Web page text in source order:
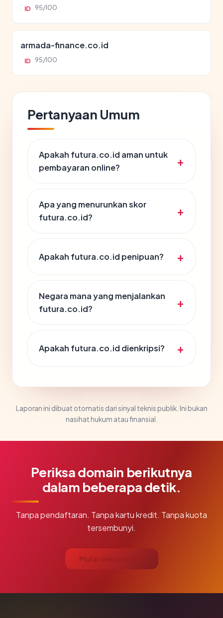
ID 95/100
armada-finance.co.id
ID 95/100
Pertanyaan Umum
Apakah futura.co.id aman untuk
pembayaran online?
Apa yang menurunkan skor
futura.co.id?
Apakah futura.co.id penipuan?
Negara mana yang menjalankan
futura.co.id?
Apakah futura.co.id dienkripsi?
Laporan ini dibuat otomatis dari sinyal teknis publik. Ini bukan
nasihat hukum atau finansial.
Periksa domain berikutnya
dalam beberapa detik.
Tanpa pendaftaran. Tanpa kartu kredit. Tanpa kuota
tersembunyi.
Mulai cek gratis →